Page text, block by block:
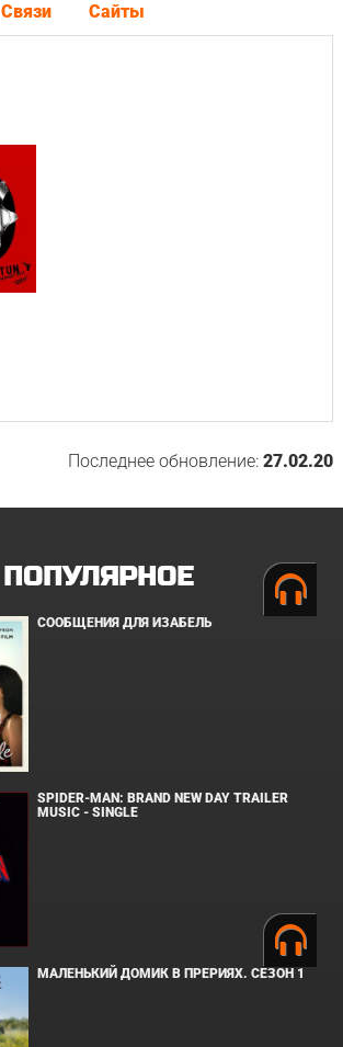
Связи Сайты
Последнее обновление:27.02.20
ПОПУЛЯРНОЕ
СООБЩЕНИЯ ДЛЯ ИЗАБЕЛЬ
SPIDER-MAN: BRAND NEW DAY TRAILER
MUSIC - SINGLE
МАЛЕНЬКИЙ ДОМИК В ПРЕРИЯХ. СЕЗОН 1